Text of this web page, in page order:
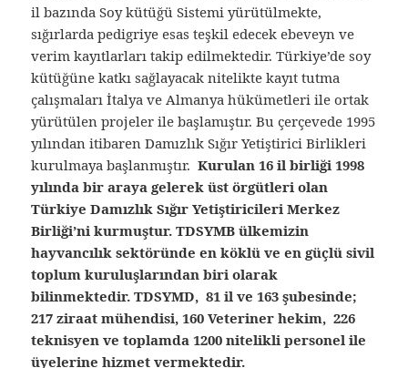
il bazında Soy kütüğü Sistemi yürütülmekte,
sığırlarda pedigriye esas teşkil edecek ebeveyn ve
verim kayıtlarları takip edilmektedir. Türkiye’de soy
kütüğüne katkı sağlayacak nitelikte kayıt tutma
çalışmaları İtalya ve Almanya hükümetleri ile ortak
yürütülen projeler ile başlamıştır. Bu çerçevede 1995
yılından itibaren Damızlık Sığır Yetiştirici Birlikleri
kurulmaya başlanmıştır.Kurulan 16 il birliği 1998
yılında bir araya gelerek üst örgütleri olan
Türkiye Damızlık Sığır Yetiştiricileri Merkez
Birliği’ni kurmuştur. TDSYMB ülkemizin
hayvancılık sektöründe en köklü ve en güçlü sivil
toplum kuruluşlarından biri olarak
bilinmektedir. TDSYMD, 81 il ve 163 şubesinde;
217 ziraat mühendisi, 160 Veteriner hekim, 226
teknisyen ve toplamda 1200 nitelikli personel ile
üyelerine hizmet vermektedir.